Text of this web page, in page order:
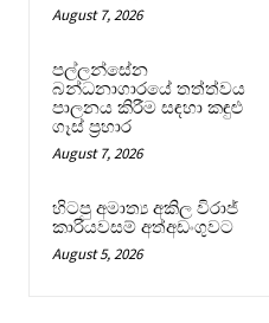
August 7, 2026
පල්ලන්සේන
බන්ධනාගාරයේ තත්ත්වය
පාලනය කිරීම සඳහා කඳුළු
ගෑස් ප්‍රහාර
August 7, 2026
හිටපු අමාත්‍ය අකිල විරාජ්
කාරියවසම් අත්අඩංගුවට
August 5, 2026